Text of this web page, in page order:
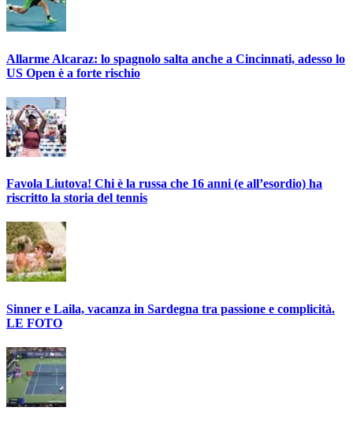
Allarme Alcaraz: lo spagnolo salta anche a Cincinnati, adesso lo
US Open è a forte rischio
Favola Liutova! Chi è la russa che 16 anni (e all’esordio) ha
riscritto la storia del tennis
Sinner e Laila, vacanza in Sardegna tra passione e complicità.
LE FOTO